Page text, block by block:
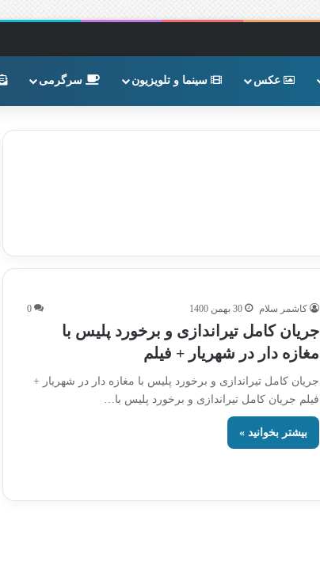
عکس سینما و تلویزیون سرگرمی
کاشمر سلام 30 بهمن 1400 0
جریان کامل تیراندازی و برخورد پلیس با
مغازه دار در شهریار + فیلم
جریان کامل تیراندازی و برخورد پلیس با مغازه دار در شهریار +
فیلم جریان کامل تیراندازی و برخورد پلیس با…
بیشتر بخوانید »